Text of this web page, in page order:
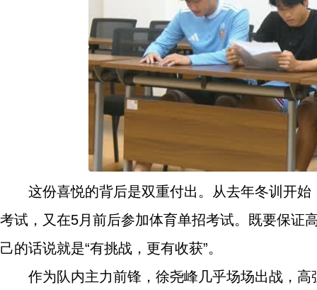
这份喜悦的背后是双重付出。从去年冬训开
考试，又在5月前后参加体育单招考试。既要保证
己的话说就是“有挑战，更有收获”。
作为队内主力前锋，徐尧峰几乎场场出战，